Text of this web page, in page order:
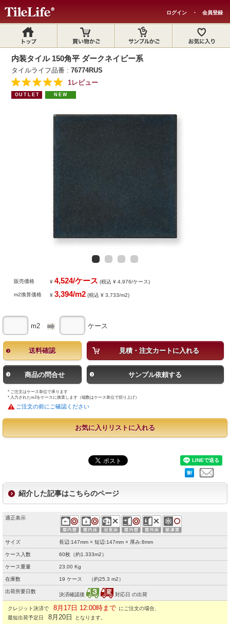
ログイン ・ 会員登録
内装タイル 150角平 ダークネイビー系
タイルライフ品番 :76774RUS
1レビュー
OUTLET NEW
販売価格 ¥4,524/ケース (税込 ¥ 4,976/ケース)
m2換算価格 ¥3,394/m2 (税込 ¥ 3,733/m2)
m2 ケース
送料確認 見積・注文カートに入れる
商品の問合せ サンプル依頼する
* ご注文はケース単位で承ります
* 入力されたm2をケースに換算します（端数はケース単位で切り上げ）
ご注文の前にご確認ください
お気に入りリストに入れる
紹介した記事はこちらのページ
適正表示
サイズ 長辺:147mm × 短辺:147mm × 厚み:8mm
ケース入数 60枚（約1.333m2）
ケース重量 23.00 Kg
在庫数 19 ケース （約25.3 m2）
出荷所要日数
決済確認後 対応日 の出荷
クレジット決済で 8月17日 12:00時まで にご注文の場合、
最短出荷予定日
8月20日
となります。